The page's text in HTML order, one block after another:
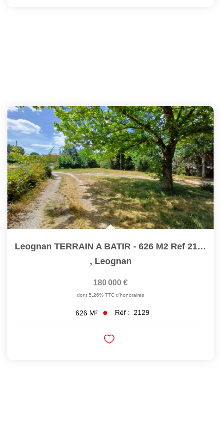
Leognan TERRAIN A BATIR - 626 M2 Ref 2129
, Leognan
180 000 €
dont 5,26% TTC d'honoraires
626 M² Réf : 2129